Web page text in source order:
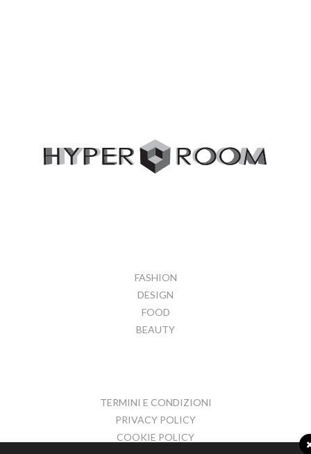
FASHION
DESIGN
FOOD
BEAUTY
TERMINI E CONDIZIONI
PRIVACY POLICY
COOKIE POLICY